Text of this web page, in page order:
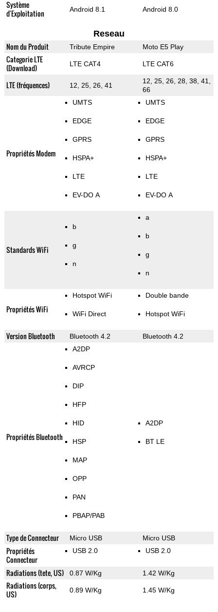
Système
d'Exploitation
Android 8.1 Android 8.0
Reseau
Nom du Produit Tribute Empire Moto E5 Play
Categorie LTE
(Download)
LTE CAT4 LTE CAT6
LTE (fréquences) 12, 25, 26, 41
12, 25, 26, 28, 38, 41,
66
Propriétés Modem
UMTS
EDGE
GPRS
HSPA+
LTE
EV-DO A
UMTS
EDGE
GPRS
HSPA+
LTE
EV-DO A
Standards WiFi
b
g
n
a
b
g
n
Propriétés WiFi
Hotspot WiFi
WiFi Direct
Double bande
Hotspot WiFi
Version Bluetooth Bluetooth 4.2 Bluetooth 4.2
Propriétés Bluetooth
A2DP
AVRCP
DIP
HFP
HID
HSP
MAP
OPP
PAN
PBAP/PAB
A2DP
BT LE
Type de Connecteur Micro USB Micro USB
Propriétés
Connecteur
USB 2.0 USB 2.0
Radiations (tete, US) 0.87 W/Kg 1.42 W/Kg
Radiations (corps,
US)
0.89 W/Kg 1.45 W/Kg